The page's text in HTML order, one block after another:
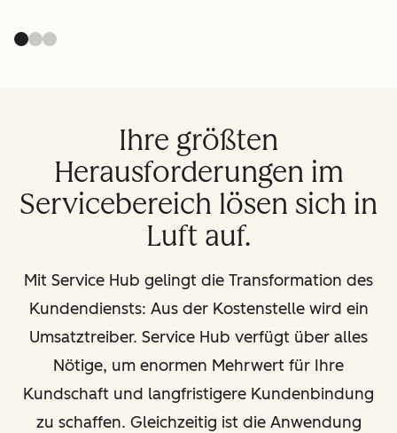
Ihre größten
Herausforderungen im
Servicebereich lösen sich in
Luft auf.
Mit Service Hub gelingt die Transformation des
Kundendiensts: Aus der Kostenstelle wird ein
Umsatztreiber. Service Hub verfügt über alles
Nötige, um enormen Mehrwert für Ihre
Kundschaft und langfristigere Kundenbindung
zu schaffen. Gleichzeitig ist die Anwendung